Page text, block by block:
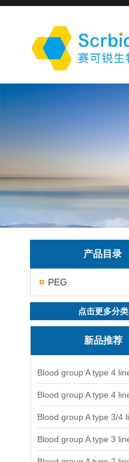
产品目录
PEG
点击更多分类
新品推荐